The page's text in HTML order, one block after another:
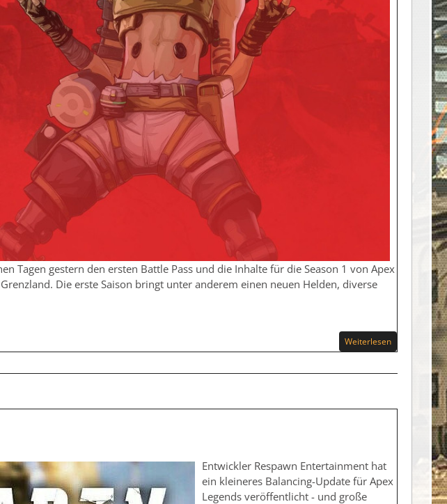
Tagen gestern den ersten Battle Pass und die Inhalte für die Season 1 von Apex
Die erste Saison bringt unter anderem einen neuen Helden, diverse
Weiterlesen
Entwickler Respawn Entertainment hat
ein kleineres Balancing-Update für Apex
Legends veröffentlicht - und große